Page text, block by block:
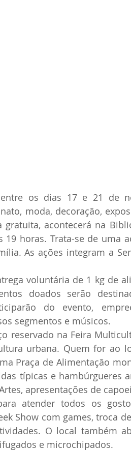
os dias 17 e 21 de
moda, decoração,
acontecerá na
19 horas. Trata-se de uma
As ações integram a
voluntária de 1 kg de
doados serão
do evento,
segmentos e músicos.
reservado na Feira
urbana. Quem for ao
Praça de Alimentação
típicas e hambúrgueres
apresentações de
atender todos os
Show com games, troca
O local também
e microchipados.